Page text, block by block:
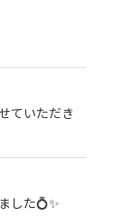
ていただき
した💍✨